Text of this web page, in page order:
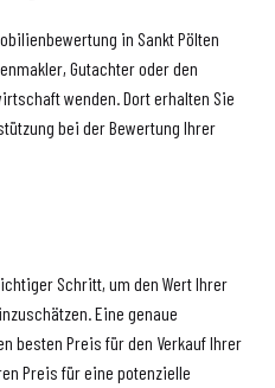
in Sankt Pölten
Gutachter oder den
wenden. Dort erhalten Sie
bei der Bewertung Ihrer
Schritt, um den Wert Ihrer
Eine genaue
besten Preis für den Verkauf Ihrer
Preis für eine potenzielle